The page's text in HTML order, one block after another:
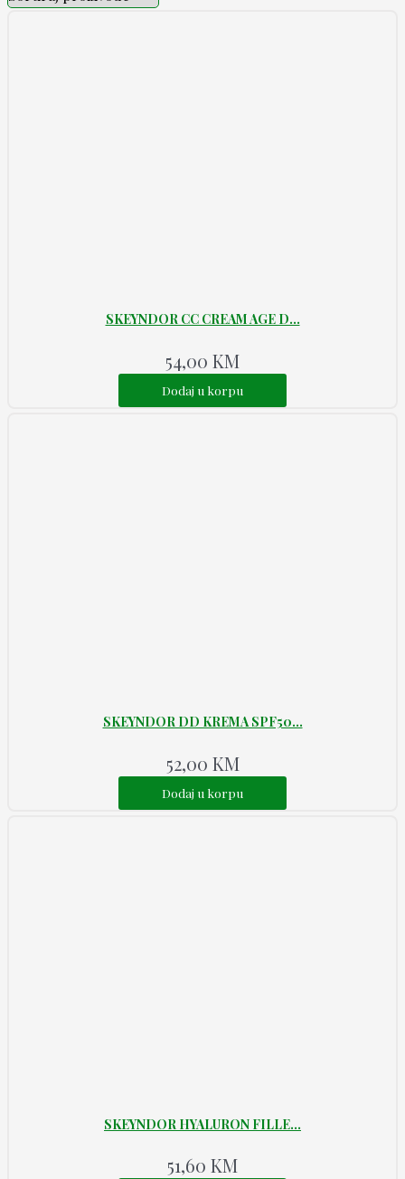
SKEYNDOR CC CREAM AGE D...
54,00 KM
Dodaj u korpu
SKEYNDOR DD KREMA SPF50...
52,00 KM
Dodaj u korpu
SKEYNDOR HYALURON FILLE...
51,60 KM